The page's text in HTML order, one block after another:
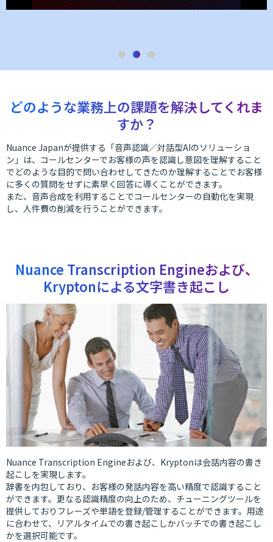
どのような業務上の課題を解決してくれま
すか？
Nuance Japanが提供する「音声認識／対話型AIのソリューショ
ン」は、コールセンターでお客様の声を認識し意図を理解すること
でどのような目的で問い合わせしてきたのか理解することでお客様
に多くの質問をせずに素早く回答に導くことができます。
また、音声合成を利用することでコールセンターの自動化を実現
し、人件費の削減を行うことができます。
Nuance Transcription Engineおよび、
Kryptonによる文字書き起こし
Nuance Transcription Engineおよび、Kryptonは会話内容の書き
起こしを実現します。
辞書を内包しており、お客様の発話内容を高い精度で認識すること
ができます。更なる認識精度の向上のため、チューニングツールを
提供しておりフレーズや単語を登録/管理することができます。用途
に合わせて、リアルタイムでの書き起こしかバッチでの書き起こし
かを選択可能です。